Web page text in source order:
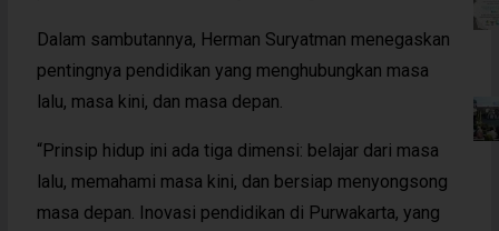
Dalam sambutannya, Herman Suryatman menegaskan
pentingnya pendidikan yang menghubungkan masa
lalu, masa kini, dan masa depan.
“Prinsip hidup ini ada tiga dimensi: belajar dari masa
lalu, memahami masa kini, dan bersiap menyongsong
masa depan. Inovasi pendidikan di Purwakarta, yang